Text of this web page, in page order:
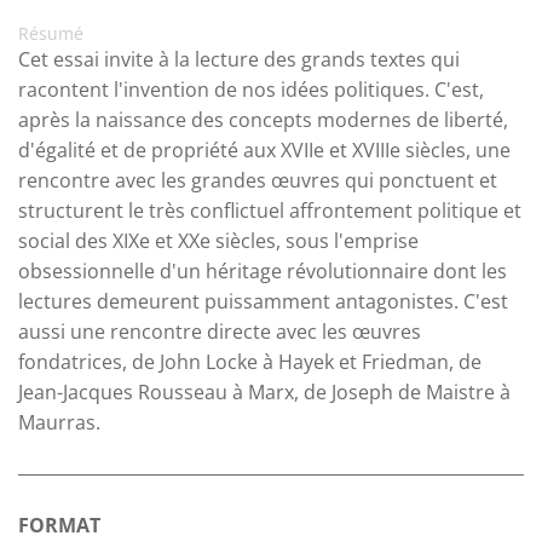
Résumé
Cet essai invite à la lecture des grands textes qui
racontent l'invention de nos idées politiques. C'est,
après la naissance des concepts modernes de liberté,
d'égalité et de propriété aux XVIIe et XVIIIe siècles, une
rencontre avec les grandes œuvres qui ponctuent et
structurent le très conflictuel affrontement politique et
social des XIXe et XXe siècles, sous l'emprise
obsessionnelle d'un héritage révolutionnaire dont les
lectures demeurent puissamment antagonistes. C'est
aussi une rencontre directe avec les œuvres
fondatrices, de John Locke à Hayek et Friedman, de
Jean-Jacques Rousseau à Marx, de Joseph de Maistre à
Maurras.
FORMAT